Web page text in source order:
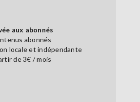
aux abonnés
abonnés
locale et indépendante
de 3€ / mois